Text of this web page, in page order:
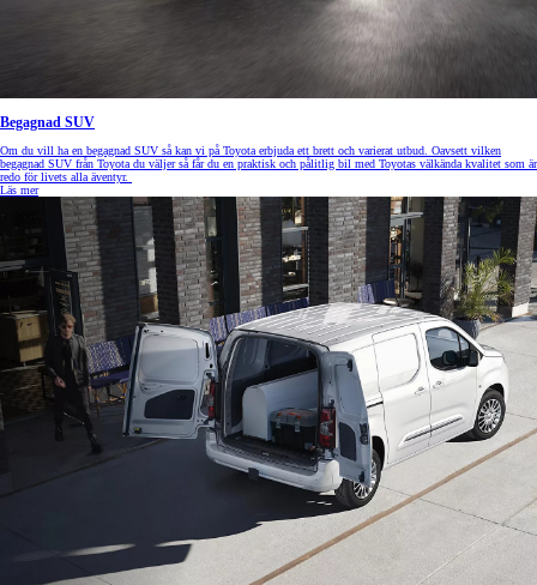
Begagnad SUV
Om du vill ha en begagnad SUV så kan vi på Toyota erbjuda ett brett och varierat utbud. Oavsett vilken
begagnad SUV från Toyota du väljer så får du en praktisk och pålitlig bil med Toyotas välkända kvalitet som är
redo för livets alla äventyr.
Läs mer